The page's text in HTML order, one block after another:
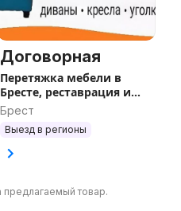
Договорная
Перетяжка мебели в
Бресте, реставрация и
ремонт
Брест
Выезд в регионы
предлагаемый товар.